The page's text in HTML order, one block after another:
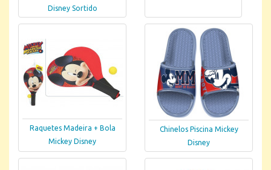
Disney Sortido
Raquetes Madeira + Bola
Mickey Disney
Chinelos Piscina Mickey
Disney